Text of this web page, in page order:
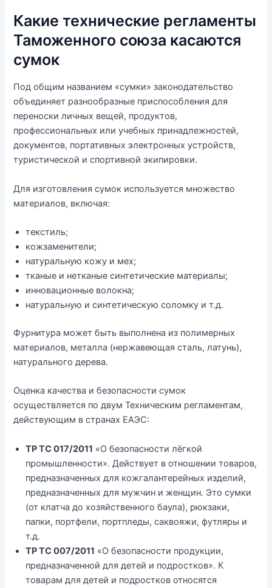
Какие технические регламенты
Таможенного союза касаются
сумок
Под общим названием «сумки» законодательство
объединяет разнообразные приспособления для
переноски личных вещей, продуктов,
профессиональных или учебных принадлежностей,
документов, портативных электронных устройств,
туристической и спортивной экипировки.
Для изготовления сумок используется множество
материалов, включая:
текстиль;
кожзаменители;
натуральную кожу и мех;
тканые и нетканые синтетические материалы;
инновационные волокна;
натуральную и синтетическую соломку и т.д.
Фурнитура может быть выполнена из полимерных
материалов, металла (нержавеющая сталь, латунь),
натурального дерева.
Оценка качества и безопасности сумок
осуществляется по двум Техническим регламентам,
действующим в странах ЕАЭС:
ТР ТС 017/2011 «О безопасности лёгкой
промышленности». Действует в отношении товаров,
предназначенных для кожгалантерейных изделий,
предназначенных для мужчин и женщин. Это сумки
(от клатча до хозяйственного баула), рюкзаки,
папки, портфели, портпледы, саквояжи, футляры и
т.д.
ТР ТС 007/2011 «О безопасности продукции,
предназначенной для детей и подростков». К
товарам для детей и подростков относятся